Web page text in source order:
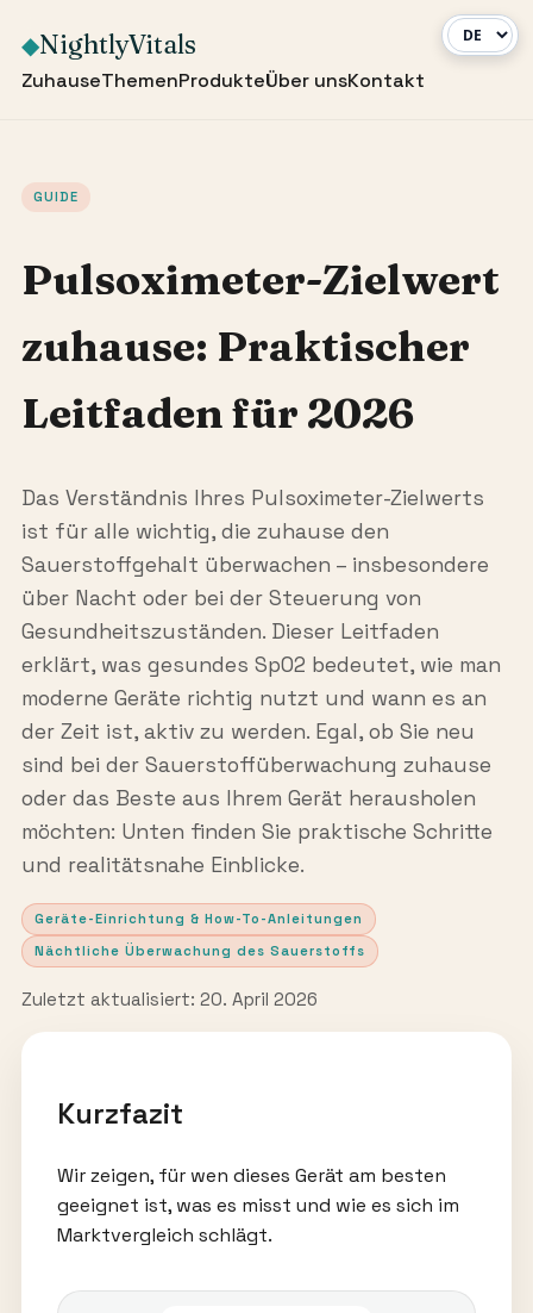
◆NightlyVitals
ZuhauseThemenProdukteÜber unsKontakt
GUIDE
Pulsoximeter-Zielwert
zuhause: Praktischer
Leitfaden für 2026
Das Verständnis Ihres Pulsoximeter-Zielwerts
ist für alle wichtig, die zuhause den
Sauerstoffgehalt überwachen – insbesondere
über Nacht oder bei der Steuerung von
Gesundheitszuständen. Dieser Leitfaden
erklärt, was gesundes SpO2 bedeutet, wie man
moderne Geräte richtig nutzt und wann es an
der Zeit ist, aktiv zu werden. Egal, ob Sie neu
sind bei der Sauerstoffüberwachung zuhause
oder das Beste aus Ihrem Gerät herausholen
möchten: Unten finden Sie praktische Schritte
und realitätsnahe Einblicke.
Geräte-Einrichtung & How-To-Anleitungen
Nächtliche Überwachung des Sauerstoffs
Zuletzt aktualisiert: 20. April 2026
Kurzfazit
Wir zeigen, für wen dieses Gerät am besten
geeignet ist, was es misst und wie es sich im
Marktvergleich schlägt.